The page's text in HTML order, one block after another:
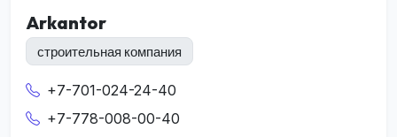
Arkantor
строительная компания
+7-701-024-24-40
+7-778-008-00-40